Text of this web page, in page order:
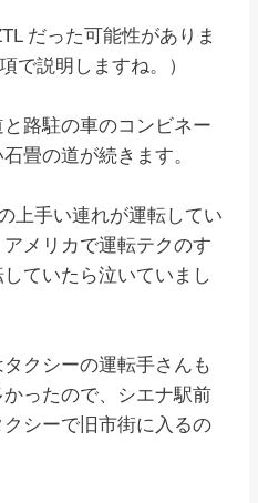
だった可能性がありま
で説明しますね。）
路駐の車のコンビネー
畳の道が続きます。
上手い連れが運転してい
メリカで運転テクのす
ていたら泣いていまし
クシーの運転手さんも
ったので、シエナ駅前
シーで旧市街に入るの